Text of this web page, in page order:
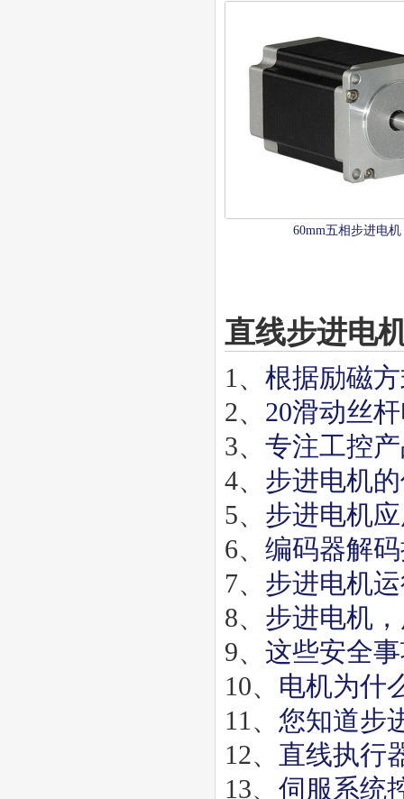
60mm五相步进电机
直线步进电
1、 根据励磁
2、 20滑动丝
3、 专注工控
4、 步进电机
5、 步进电机
6、 编码器解
7、 步进电机
8、 步进电机
9、 这些安全
10、 电机为什
11、 您知道步
12、 直线执行
13、 伺服系统